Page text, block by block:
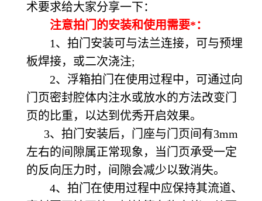
术要求给大家分享一下：
注意拍门的安装和使用需要*：
1、拍门安装可与法兰连接，可与预埋
板焊接，或二次浇注;
2、浮箱拍门在使用过程中，可通过向
门页密封腔体内注水或放水的方法改变门
页的比重，以达到优秀开启效果。
3、拍门安装后，门座与门页间有3mm
左右的间隙属正常现象，当门页承受一定
的反向压力时，间隙会减少以致消失。
4、拍门在使用过程中应保持其流道、